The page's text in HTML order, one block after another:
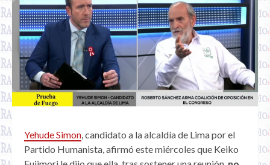
Yehude Simon, candidato a la alcaldía de Lima por el
Partido Humanista, afirmó este miércoles que Keiko